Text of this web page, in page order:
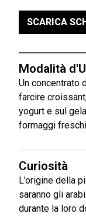
SCARICA
Modalità
Un concentrato
farcire
yogurt e sul
formaggi
Curiosità
L’origine della
saranno gli
durante la loro